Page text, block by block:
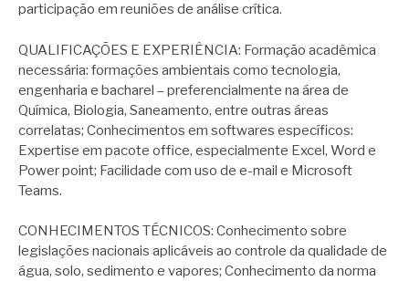
participação em reuniões de análise crítica.
QUALIFICAÇÕES E EXPERIÊNCIA: Formação acadêmica
necessária: formações ambientais como tecnologia,
engenharia e bacharel – preferencialmente na área de
Química, Biologia, Saneamento, entre outras áreas
correlatas; Conhecimentos em softwares específicos:
Expertise em pacote office, especialmente Excel, Word e
Power point; Facilidade com uso de e-mail e Microsoft
Teams.
CONHECIMENTOS TÉCNICOS: Conhecimento sobre
legislações nacionais aplicáveis ao controle da qualidade de
água, solo, sedimento e vapores; Conhecimento da norma